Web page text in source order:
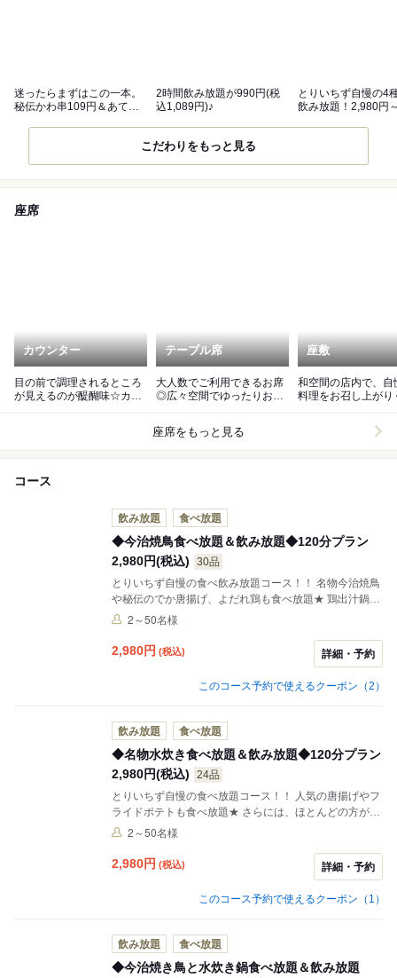
迷ったらまずはこの一本。
秘伝かわ串109円＆あてチ
2時間飲み放題が990円(税
込1,089円)♪
とりいちず自慢の4
飲み放題！2,980円
こだわりをもっと見る
座席
カウンター
目の前で調理されるところ
が見えるのが醍醐味☆カウ
テーブル席
大人数でご利用できるお席
◎広々空間でゆったりお寛
座敷
和空間の店内で、自
料理をお召し上がり
座席をもっと見る
コース
飲み放題 食べ放題
◆今治焼鳥食べ放題＆飲み放題◆120分プラン
2,980円(税込)
30品
とりいちず自慢の食べ飲み放題コース！！ 名物今治焼鳥
や秘伝のでか唐揚げ、よだれ鶏も食べ放題★ 鶏出汁鍋も
お楽しみいただけます！！
2～50名様
2,980円 (税込) 詳細・予約
このコース予約で使えるクーポン（2）
飲み放題 食べ放題
◆名物水炊き食べ放題＆飲み放題◆120分プラン
2,980円(税込)
24品
とりいちず自慢の食べ放題コース！！ 人気の唐揚げやフ
ライドポテトも食べ放題★ さらには、ほとんどの方がご
注文する水炊き（水炊き鍋・辛炊き鍋・季節の鍋）ぜひ
2～50名様
2,980円 (税込) 詳細・予約
このコース予約で使えるクーポン（1）
飲み放題 食べ放題
◆今治焼き鳥と水炊き鍋食べ放題＆飲み放題